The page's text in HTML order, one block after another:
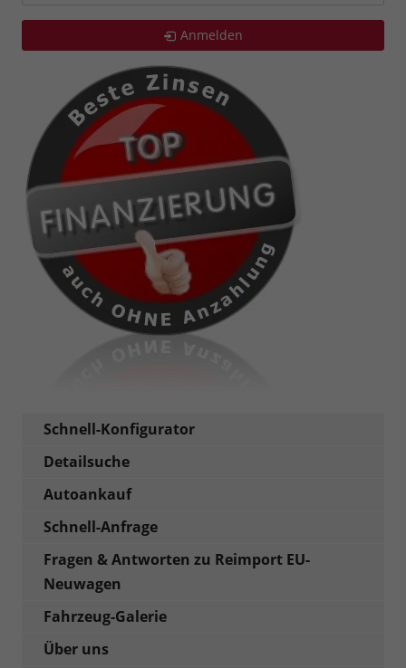
Anmelden
Schnell-Konfigurator
Detailsuche
Autoankauf
Schnell-Anfrage
Fragen & Antworten zu Reimport EU-
Neuwagen
Fahrzeug-Galerie
Über uns